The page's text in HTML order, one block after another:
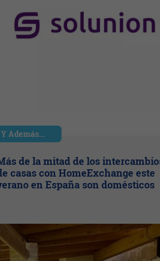
Y Además...
de la mitad de los
casas con HomeExchange este
en España son domésticos